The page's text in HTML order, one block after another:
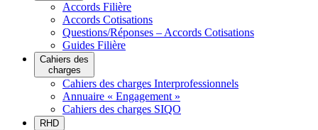
Accords Filière
Accords Cotisations
Questions/Réponses – Accords Cotisations
Guides Filière
Cahiers des
charges
Cahiers des charges Interprofessionnels
Annuaire « Engagement »
Cahiers des charges SIQO
RHD